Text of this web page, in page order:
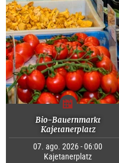
Bio-Bauernmarkt
Kajetanerplatz
07. ago. 2026 - 06:00
Kajetanerplatz